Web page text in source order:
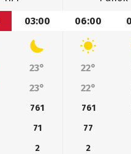
03:00 06:00
23° 22°
23° 22°
761 761
71 77
2 2